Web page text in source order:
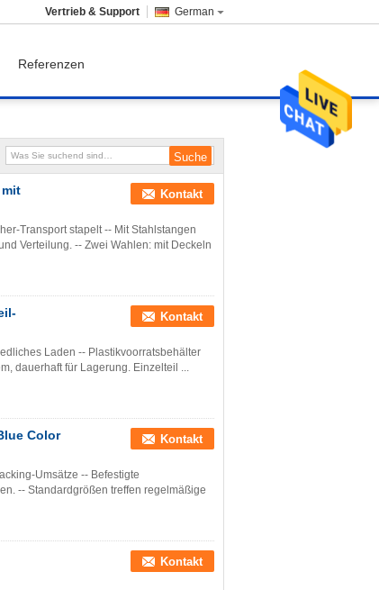
German
Vertrieb & Support
Referenzen
Kontakt
Transport stapelt -- Mit Stahlstangen
Verteilung. -- Zwei Wahlen: mit Deckeln
Kontakt
Laden -- Plastikvoorratsbehälter
dauerhaft für Lagerung. Einzelteil ...
Color
Kontakt
Umsätze -- Befestigte
-- Standardgrößen treffen regelmäßige
Kontakt